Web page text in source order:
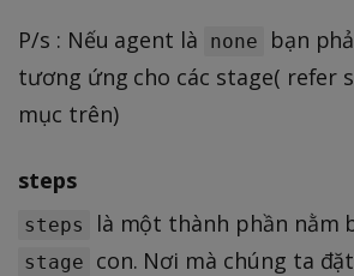
P/s : Nếu agent là none
bạn
tương ứng cho các stage( refer
mục trên)
steps
steps là một thành phần nằm
stage
con. Nơi mà chúng ta